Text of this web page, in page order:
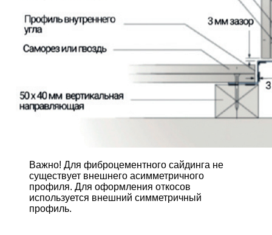
Важно! Для фиброцемент­ного сайдинга не
существует внешнего асимметрич­ного
профиля. Для оформле­ния откосов
используется внешний симметричный
профиль.